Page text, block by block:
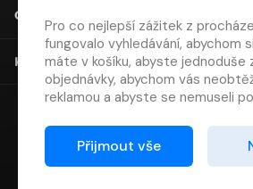
O SPOLEČNOSTI
KONTAKT
Pro co nejlepší zážitek z
fungovalo vyhledávání, abychom
máte v košíku, abyste jednoduše
objednávky, abychom vás
reklamou a abyste se nemuseli
Proto od vás potřebujeme
zpracováním souborů cookies
Přijmout vše